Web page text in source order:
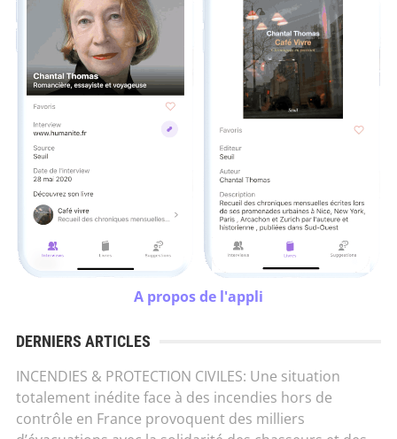
A propos de l'appli
DERNIERS ARTICLES
INCENDIES & PROTECTION CIVILES: Une situation
totalement inédite face à des incendies hors de
contrôle en France provoquent des milliers